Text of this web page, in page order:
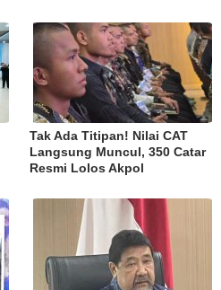
Tak Ada Titipan! Nilai CAT
Langsung Muncul, 350 Catar
Resmi Lolos Akpol